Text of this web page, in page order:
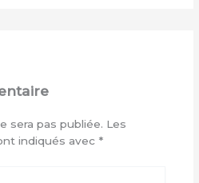
sera pas publiée. Les
indiqués avec *